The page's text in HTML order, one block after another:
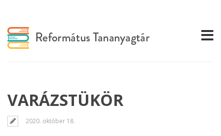
VARÁZSTÜKÖR
2020. október 18.